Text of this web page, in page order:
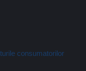
consumatorilor